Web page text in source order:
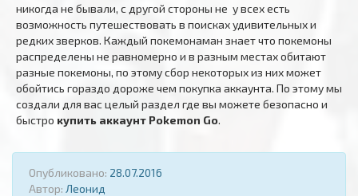
никогда не бывали, с другой стороны не у всех есть
возможность путешествовать в поисках удивительных и
редких зверков. Каждый покемонаман знает что покемоны
распределены не равномерно и в разным местах обитают
разные покемоны, по этому сбор некоторых из них может
обойтись гораздо дороже чем покупка аккаунта. По этому мы
создали для вас целый раздел где вы можете безопасно и
быстро купить аккаунт Pokemon Go.
Опубликовано: 28.07.2016
Автор: Леонид